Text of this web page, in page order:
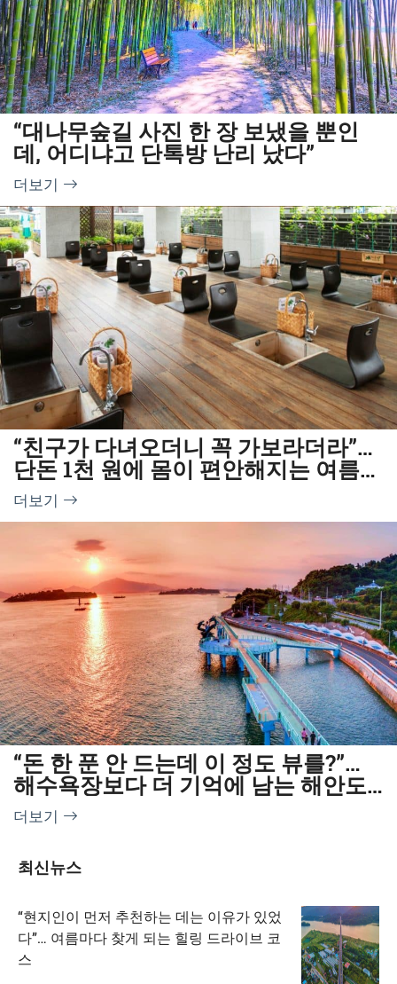
“대나무숲길 사진 한 장 보냈을 뿐인
데, 어디냐고 단톡방 난리 났다”
더보기
“친구가 다녀오더니 꼭 가보라더라”…
단돈 1천 원에 몸이 편안해지는 여름
한방명소
더보기
“돈 한 푼 안 드는데 이 정도 뷰를?”…
해수욕장보다 더 기억에 남는 해안도
로 명소
더보기
최신뉴스
“현지인이 먼저 추천하는 데는 이유가 있었
다”… 여름마다 찾게 되는 힐링 드라이브 코
스